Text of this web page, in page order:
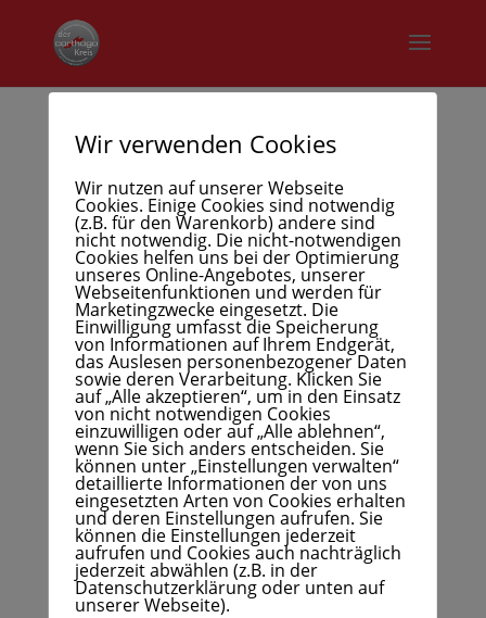
m_14
Wir verwenden Cookies
Wir nutzen auf unserer Webseite
Cookies. Einige Cookies sind notwendig
(z.B. für den Warenkorb) andere sind
nicht notwendig. Die nicht-notwendigen
Cookies helfen uns bei der Optimierung
unseres Online-Angebotes, unserer
Webseitenfunktionen und werden für
Marketingzwecke eingesetzt. Die
Einwilligung umfasst die Speicherung
von Informationen auf Ihrem Endgerät,
das Auslesen personenbezogener Daten
sowie deren Verarbeitung. Klicken Sie
auf „Alle akzeptieren“, um in den Einsatz
von nicht notwendigen Cookies
einzuwilligen oder auf „Alle ablehnen“,
wenn Sie sich anders entscheiden. Sie
können unter „Einstellungen verwalten“
detaillierte Informationen der von uns
eingesetzten Arten von Cookies erhalten
und deren Einstellungen aufrufen. Sie
können die Einstellungen jederzeit
aufrufen und Cookies auch nachträglich
jederzeit abwählen (z.B. in der
Datenschutzerklärung oder unten auf
unserer Webseite).